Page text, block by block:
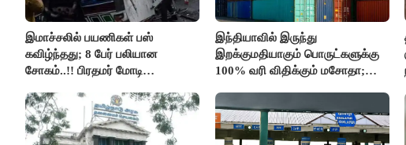
இமாச்சலில் பயணிகள் பஸ்
கவிழ்ந்தது; 8 பேர் பலியான
சோகம்..!! பிரதமர் மோடி
இந்தியாவில் இருந்து
இறக்குமதியாகும் பொருட்களுக்கு
100% வரி விதிக்கும் மசோதா;